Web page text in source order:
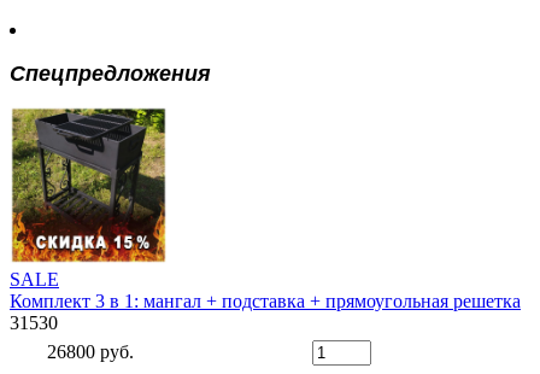
Спецпредложения
SALE
Комплект 3 в 1: мангал + подставка + прямоугольная решетка
31530
26800 руб.